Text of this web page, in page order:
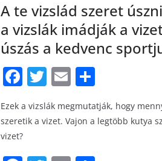
A te vizslád szeret
a vizslák imádják a
úszás a kedvenc
F
c
e
b
T
w
itt
E
ai
l
S
h
ar
e
Ezek a vizslák megmutatják, hogy
szeretik a vizet. Vajon a legtöbb kutya
vizet?